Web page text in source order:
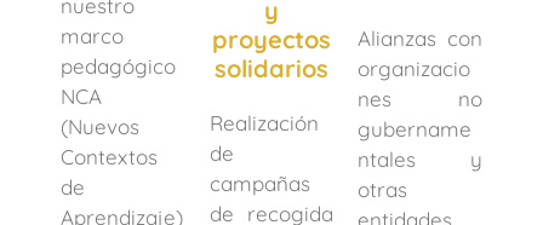
nuestro
marco
pedagógico
NCA
(Nuevos
Contextos
de
Aprendizaje)
y
proyectos
solidarios
Realización
de
campañas
de recogida
Alianzas con
organizacio
nes no
gubername
ntales y
otras
entidades